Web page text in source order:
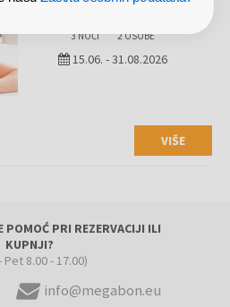
3 NOĆI 2 OSOBE
15.06. -31.08.2026
VIŠE
POMOĆ PRI REZERVACIJI ILI
KUPNJI?
Pet 8.00 - 17.00)
info@megabon.eu